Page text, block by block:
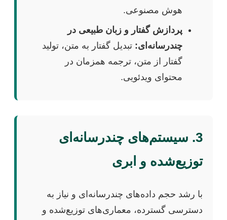
هوش مصنوعی.
پردازش گفتار و زبان طبیعی در
چندرسانه‌ای: تبدیل گفتار به متن، تولید
گفتار از متن، ترجمه همزمان در
محتوای ویدئویی.
3. سیستم‌های چندرسانه‌ای
توزیع‌شده و ابری
با رشد حجم داده‌های چندرسانه‌ای و نیاز به
دسترسی گسترده، معماری‌های توزیع‌شده و